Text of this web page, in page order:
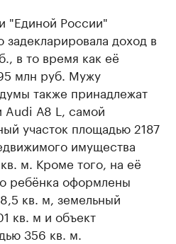
"Единой России"
задекларировала доход в
в то время как её
млн руб. Мужу
также принадлежат
Audi А8 L, самой
участок площадью 2187
имущества
м. Кроме того, на её
ребёнка оформлены
кв. м, земельный
кв. м и объект
356 кв. м.